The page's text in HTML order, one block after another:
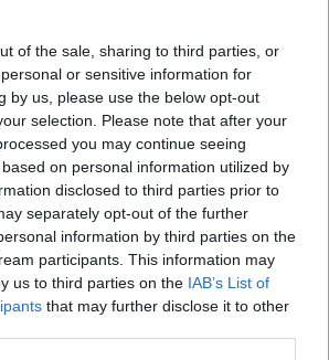
of the sale, sharing to third parties, or
or sensitive information for
by us, please use the below opt-out
selection. Please note that after your
you may continue seeing
on personal information utilized by
disclosed to third parties prior to
separately opt-out of the further
information by third parties on the
participants. This information may
us to third parties on the IAB’s List of
that may further disclose it to other
partially
Al cross with
C:AU
C:AU<a
hu/
plakett
auction